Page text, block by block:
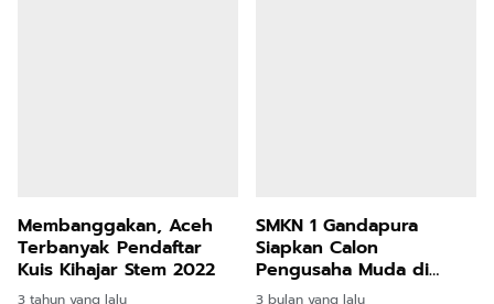
Membanggakan, Aceh
Terbanyak Pendaftar
Kuis Kihajar Stem 2022
3 tahun yang lalu
SMKN 1 Gandapura
Siapkan Calon
Pengusaha Muda di
Bidang Peternakan
3 bulan yang lalu